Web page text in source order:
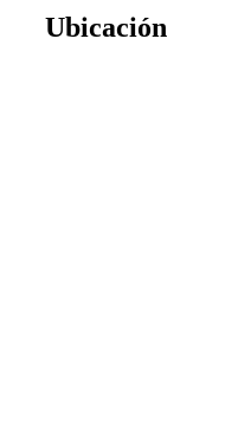
Ubicación